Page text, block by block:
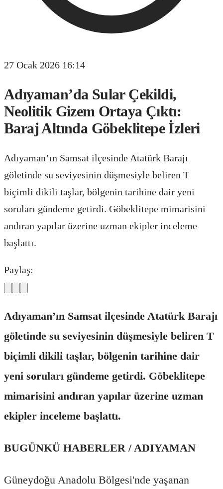
27 Ocak 2026 16:14
Adıyaman’da Sular Çekildi,
Neolitik Gizem Ortaya Çıktı:
Baraj Altında Göbeklitepe İzleri
Adıyaman’ın Samsat ilçesinde Atatürk Barajı
göletinde su seviyesinin düşmesiyle beliren T
biçimli dikili taşlar, bölgenin tarihine dair yeni
soruları gündeme getirdi. Göbeklitepe mimarisini
andıran yapılar üzerine uzman ekipler inceleme
başlattı.
Paylaş:
Adıyaman’ın Samsat ilçesinde Atatürk Barajı
göletinde su seviyesinin düşmesiyle beliren T
biçimli dikili taşlar, bölgenin tarihine dair
yeni soruları gündeme getirdi. Göbeklitepe
mimarisini andıran yapılar üzerine uzman
ekipler inceleme başlattı.
BUGÜNKÜ HABERLER / ADIYAMAN
Güneydoğu Anadolu Bölgesi'nde yaşanan